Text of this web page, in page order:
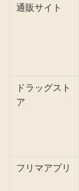
通販サイト
ドラッグスト
ア
フリマアプリ